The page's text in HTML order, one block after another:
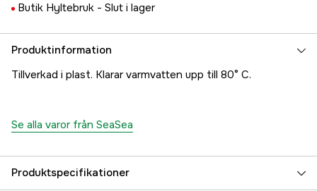
Butik Hyltebruk - Slut i lager
Produktinformation
Tillverkad i plast. Klarar varmvatten upp till 80° C.
Se alla varor från SeaSea
Produktspecifikationer